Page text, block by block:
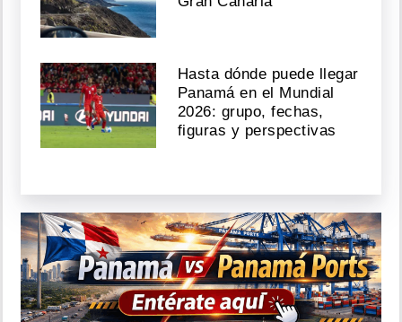
Hasta dónde puede llegar
Panamá en el Mundial
2026: grupo, fechas,
figuras y perspectivas